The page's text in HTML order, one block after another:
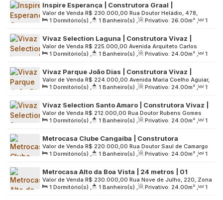
Inspire Esperança | Construtora Graal |
Construção | 26 metros | 01 dormitório | com
varanda | sem vaga
R$ 230.000,00
Valor de Venda
Rua Doutor Heládio, 478,
Zona Leste, 03650-020, Vila Esperança, São Paulo, São
Paulo, Brasil
1 Dormitório(s) , 1 Banheiro(s) , Privativo: 26.00m² ,
1
Sala(s) , Útil: 26.00m² , Terreno: 2080.00m²
Vivaz Selection Laguna | Construtora Vivaz |
Construção | 24 metros | 01 dormitório | sem
varanda e vaga
R$ 225.000,00
Valor de Venda
Avenida Arquiteto Carlos
Bratke, 440, Zona Sul, 04728-001, Jardim Caravelas, São
Paulo, São Paulo, Brasil
1 Dormitório(s) , 1 Banheiro(s) , Privativo: 24.00m² ,
1
Sala(s) , Útil: 24.00m² , Terreno: 3553.00m²
Vivaz Parque João Dias | Construtora Vivaz |
Construção | 24 metros | 01 suíte | sem varanda e
vaga
R$ 224.000,00
Valor de Venda
Avenida Maria Coelho Aguiar,
250, Zona Sul, 05805-000, Jardim São Luís, São Paulo, São
Paulo, Brasil
1 Dormitório(s) , 1 Banheiro(s) , Privativo: 24.00m² ,
1
Sala(s) , 1 Suíte(s) , Útil: 24.00m² , Terreno: 1252.00m²
Vivaz Selection Santo Amaro | Construtora Vivaz |
Construção | 24 metros | 01 suíte | sem varanda e
vaga
R$ 212.000,00
Valor de Venda
Rua Doutor Rubens Gomes
Bueno, 158, Zona Sul, 04730-000, Várzea de Baixo, São
Paulo, São Paulo, Brasil
1 Dormitório(s) , 1 Banheiro(s) , Privativo: 24.00m² ,
1
Sala(s) , 1 Suíte(s) , Útil: 24.00m² , Terreno: 5278.00m²
Metrocasa Clube Cangaíba | Construtora
Metrocasa | 24 metros | Studios sem varanda e
vaga
R$ 220.000,00
Valor de Venda
Rua Doutor Saul de Camargo
Neves, 180, Zona Leste, 03755-100, Vila Constança, São
Paulo, São Paulo, Brasil
1 Dormitório(s) , 1 Banheiro(s) , Privativo: 24.00m² ,
1
Sala(s) , Útil: 24.00m²
Metrocasa Alto da Boa Vista | 24 metros | 01
dormitório | com varanda | sem vaga
R$ 230.000,00
Valor de Venda
Rua Nove de Julho, 220, Zona
Sul, 04739-010, Santo Amaro, São Paulo, São Paulo, Brasil
1 Dormitório(s) , 1 Banheiro(s) , Privativo: 24.00m² ,
1
Sala(s) , Útil: 24.00m²